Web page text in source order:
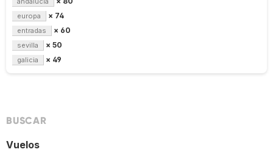
europa × 74
entradas × 60
sevilla × 50
galicia × 49
BUSCAR
Vuelos